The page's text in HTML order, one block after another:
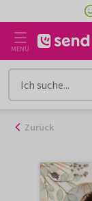
Inhalt
gehen
MENÜ
Zurück